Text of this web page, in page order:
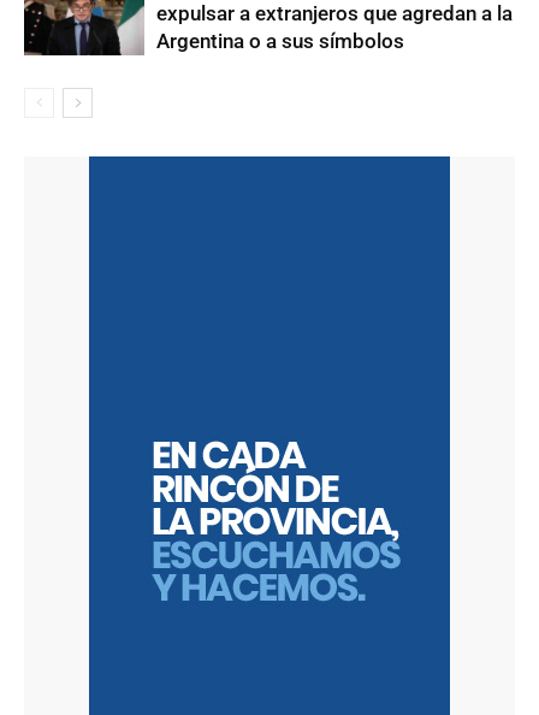
expulsar a extranjeros que agredan a la
Argentina o a sus símbolos